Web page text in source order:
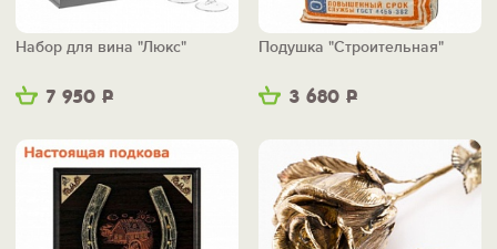
7 950 Р
Набор для вина "Люкс"
3 680 Р
Подушка "Строительная"